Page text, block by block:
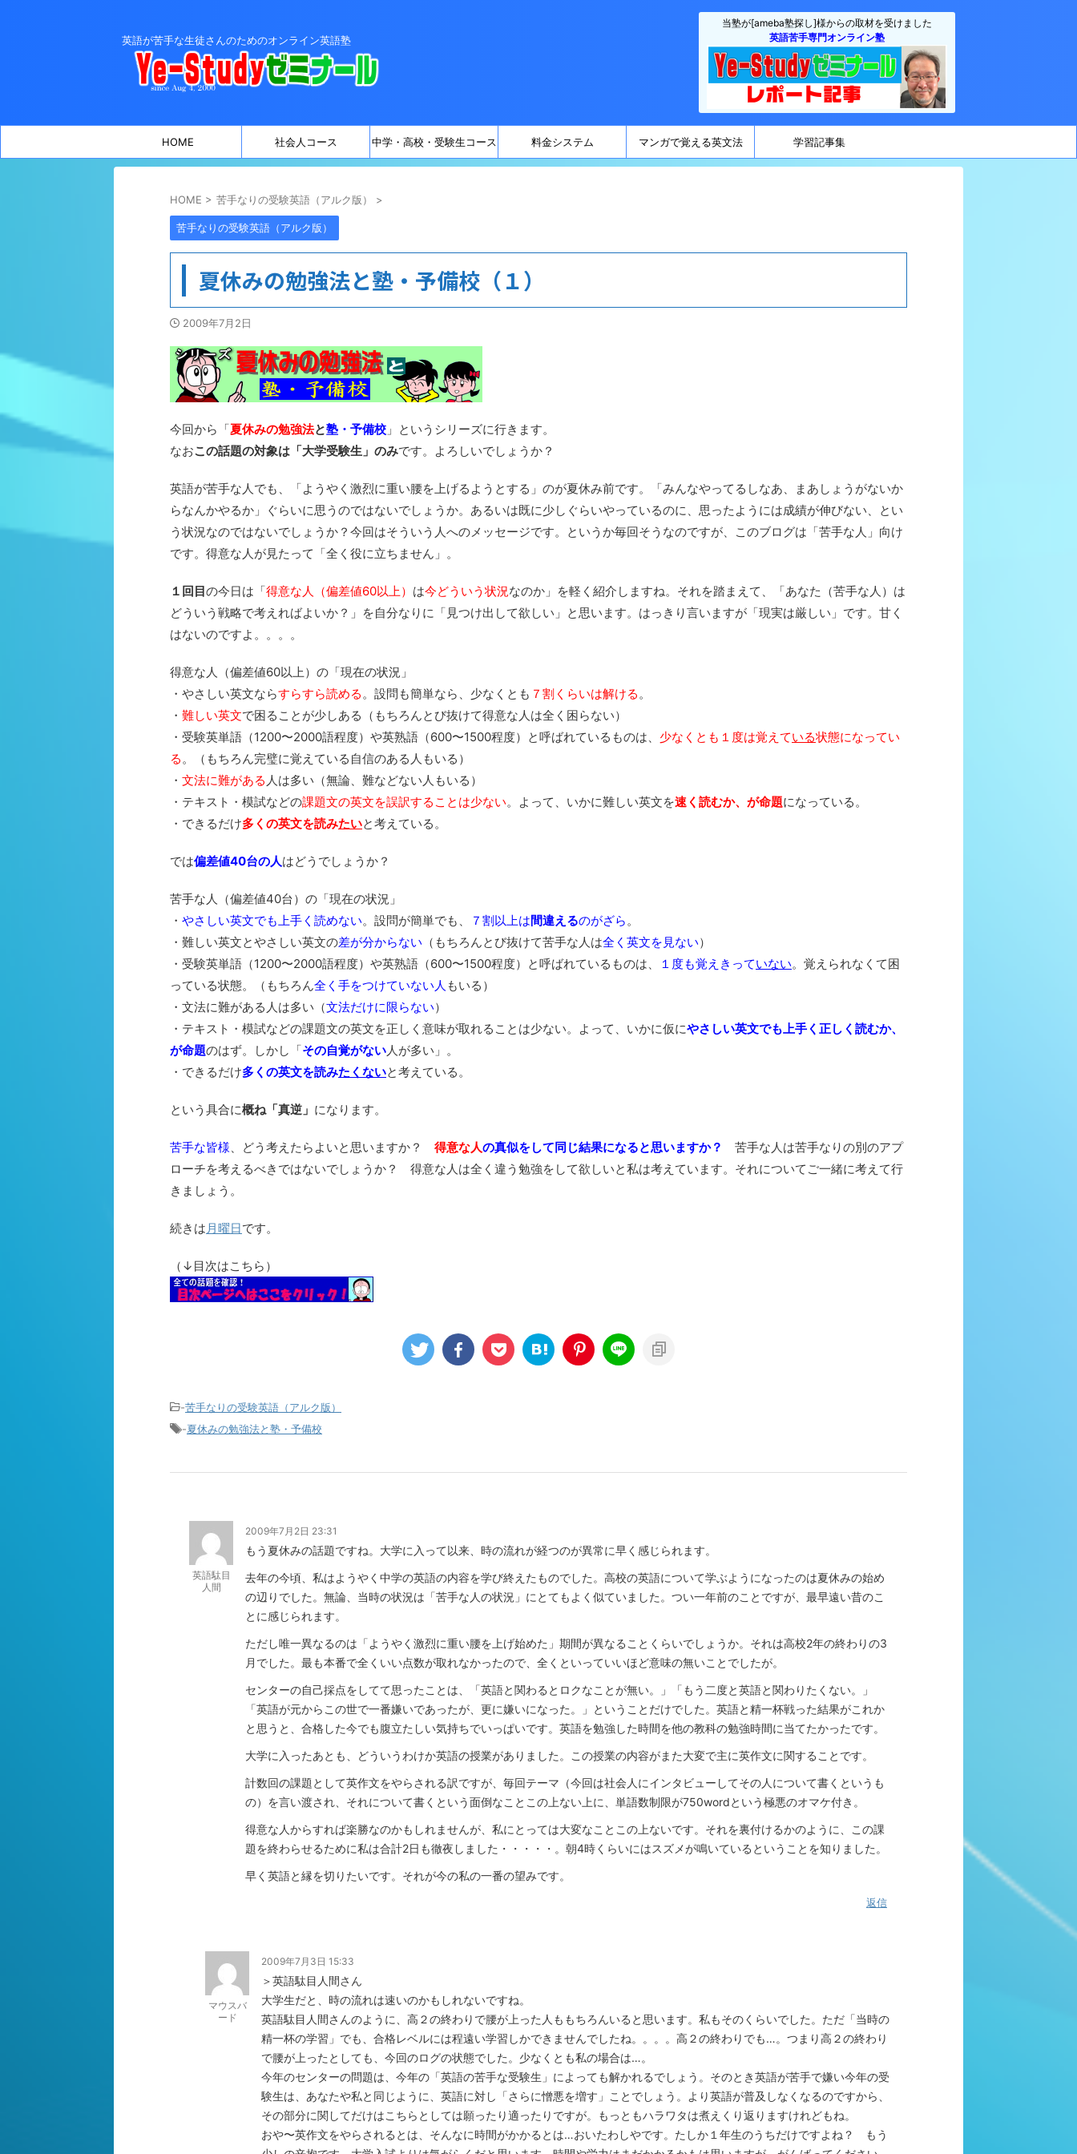
英語が苦手な生徒さんのためのオンライン英語塾
当塾が[ameba塾探し]様からの取材を受けました
英語苦手専門オンライン塾
HOME 社会人コース 中学・高校・受験生コース 料金システム マンガで覚える英文法 学習記事集
HOME > 苦手なりの受験英語（アルク版） >
苦手なりの受験英語（アルク版）
夏休みの勉強法と塾・予備校（１）
2009年7月2日
今回から「夏休みの勉強法と塾・予備校 」というシリーズに行きます。
なおこの話題の対象は「大学受験生」のみです。よろしいでしょうか？
英語が苦手な人でも、「ようやく激烈に重い腰を上げるようとする」のが夏休み前です。「みんなやってるしなあ、まあしょうがないか
らなんかやるか」ぐらいに思うのではないでしょうか。あるいは既に少しぐらいやっているのに、思ったようには成績が伸びない、とい
う状況なのではないでしょうか？今回はそういう人へのメッセージです。というか毎回そうなのですが、このブログは「苦手な人」向け
です。得意な人が見たって「全く役に立ちません」。
１回目の今日は「得意な人（偏差値60以上） は今どういう状況なのか」を軽く紹介しますね。それを踏まえて、「あなた（苦手な人）は
どういう戦略で考えればよいか？」を自分なりに「見つけ出して欲しい」と思います。はっきり言いますが「現実は厳しい」です。甘く
はないのですよ。。。。
得意な人（偏差値60以上）の「現在の状況」
・やさしい英文ならすらすら読める。設問も簡単なら、少なくとも ７割くらいは解ける。
・ 難しい英文で困ることが少しある（もちろんとび抜けて得意な人は全く困らない）
・受験英単語（1200〜2000語程度）や英熟語（600〜1500程度）と呼ばれているものは、 少なくとも１度は覚えている状態になってい
る。（もちろん完璧に覚えている自信のある人もいる）
・ 文法に難がある 人は多い（無論、難などない人もいる）
・テキスト・模試などの課題文の英文を誤訳することは少ない。よって、いかに難しい英文を速く読むか、が命題になっている。
・できるだけ多くの英文を読みたいと考えている。
では偏差値40台の人はどうでしょうか？
苦手な人（偏差値40台）の「現在の状況」
・ やさしい英文でも上手く読めない。設問が簡単でも、 ７割以上は間違えるのがざら。
・難しい英文とやさしい英文の差が分からない （もちろんとび抜けて苦手な人は全く英文を見ない）
・受験英単語（1200〜2000語程度）や英熟語（600〜1500程度）と呼ばれているものは、
１度も覚えきっていない。覚えられなくて困
っている状態。（もちろん全く手をつけていない人 もいる）
・文法に難がある人は多い（文法だけに限らない）
・テキスト・模試などの課題文の英文を正しく意味が取れることは少ない。よって、いかに仮にやさしい英文でも上手く正しく読むか、
が命題のはず。しかし「その自覚がない人が多い」。
・できるだけ多くの英文を読みたくないと考えている。
という具合に概ね「真逆」 になります。
苦手な皆様、どう考えたらよいと思いますか？ 得意な人の真似をして同じ結果になると思いますか？
苦手な人は苦手なりの別のアプ
ローチを考えるべきではないでしょうか？ 得意な人は全く違う勉強をして欲しいと私は考えています。それについてご一緒に考えて行
きましょう。
続きは月曜日です。
（↓目次はこちら）
-苦手なりの受験英語（アルク版）
-夏休みの勉強法と塾・予備校
英語駄目
人間
2009年7月2日 23:31
もう夏休みの話題ですね。大学に入って以来、時の流れが経つのが異常に早く感じられます。
去年の今頃、私はようやく中学の英語の内容を学び終えたものでした。高校の英語について学ぶようになったのは夏休みの始め
の辺りでした。無論、当時の状況は「苦手な人の状況」にとてもよく似ていました。つい一年前のことですが、最早遠い昔のこ
とに感じられます。
ただし唯一異なるのは「ようやく激烈に重い腰を上げ始めた」期間が異なることくらいでしょうか。それは高校2年の終わりの3
月でした。最も本番で全くいい点数が取れなかったので、全くといっていいほど意味の無いことでしたが。
センターの自己採点をしてて思ったことは、「英語と関わるとロクなことが無い。」「もう二度と英語と関わりたくない。」
「英語が元からこの世で一番嫌いであったが、更に嫌いになった。」ということだけでした。英語と精一杯戦った結果がこれか
と思うと、合格した今でも腹立たしい気持ちでいっぱいです。英語を勉強した時間を他の教科の勉強時間に当てたかったです。
大学に入ったあとも、どういうわけか英語の授業がありました。この授業の内容がまた大変で主に英作文に関することです。
計数回の課題として英作文をやらされる訳ですが、毎回テーマ（今回は社会人にインタビューしてその人について書くというも
の）を言い渡され、それについて書くという面倒なことこの上ない上に、単語数制限が750wordという極悪のオマケ付き。
得意な人からすれば楽勝なのかもしれませんが、私にとっては大変なことこの上ないです。それを裏付けるかのように、この課
題を終わらせるために私は合計2日も徹夜しました・・・・・。朝4時くらいにはスズメが鳴いているということを知りました。
早く英語と縁を切りたいです。それが今の私の一番の望みです。
返信
マウスバ
ード
2009年7月3日 15:33
＞英語駄目人間さん
大学生だと、時の流れは速いのかもしれないですね。
英語駄目人間さんのように、高２の終わりで腰が上った人ももちろんいると思います。私もそのくらいでした。ただ「当時の
精一杯の学習」でも、合格レベルには程遠い学習しかできませんでしたね。。。。高２の終わりでも…。つまり高２の終わり
で腰が上ったとしても、今回のログの状態でした。少なくとも私の場合は…。
今年のセンターの問題は、今年の「英語の苦手な受験生」によっても解かれるでしょう。そのとき英語が苦手で嫌い今年の受
験生は、あなたや私と同じように、英語に対し「さらに憎悪を増す」ことでしょう。より英語が普及しなくなるのですから、
その部分に関してだけはこちらとしては願ったり適ったりですが。もっともハラワタは煮えくり返りますけれどもね。
おや〜英作文をやらされるとは、そんなに時間がかかるとは…おいたわしやです。たしか１年生のうちだけですよね？ もう